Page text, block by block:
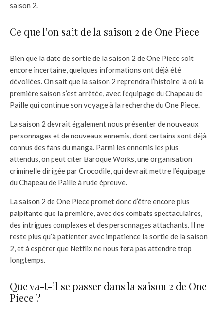
saison 2.
Ce que l’on sait de la saison 2 de One Piece
Bien que la date de sortie de la saison 2 de One Piece soit
encore incertaine, quelques informations ont déjà été
dévoilées. On sait que la saison 2 reprendra l’histoire là où la
première saison s’est arrêtée, avec l’équipage du Chapeau de
Paille qui continue son voyage à la recherche du One Piece.
La saison 2 devrait également nous présenter de nouveaux
personnages et de nouveaux ennemis, dont certains sont déjà
connus des fans du manga. Parmi les ennemis les plus
attendus, on peut citer Baroque Works, une organisation
criminelle dirigée par Crocodile, qui devrait mettre l’équipage
du Chapeau de Paille à rude épreuve.
La saison 2 de One Piece promet donc d’être encore plus
palpitante que la première, avec des combats spectaculaires,
des intrigues complexes et des personnages attachants. Il ne
reste plus qu’à patienter avec impatience la sortie de la saison
2, et à espérer que Netflix ne nous fera pas attendre trop
longtemps.
Que va-t-il se passer dans la saison 2 de One
Piece ?